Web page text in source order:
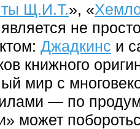
Щ.И.Т.», «
не
Джадкинс и
книжного
мир с
— по
может